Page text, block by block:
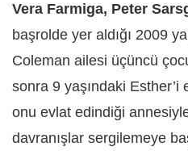
Vera Farmiga, Peter
başrolde yer aldığı 2009
Coleman ailesi üçüncü
sonra 9 yaşındaki Esther’i
onu evlat edindiği
davranışlar sergilemeye